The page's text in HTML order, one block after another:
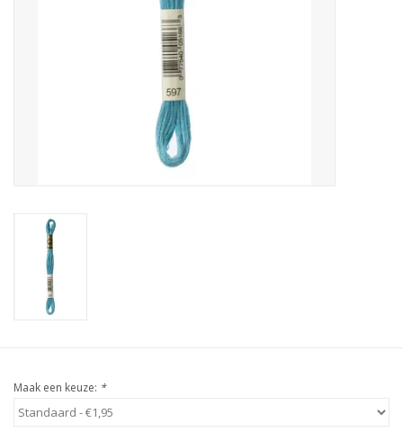
Maak een keuze: *